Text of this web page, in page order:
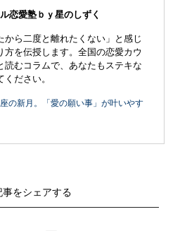
恋愛塾ｂｙ星のしずく
から二度と離れたくない」と感じ
方を伝授します。全国の恋愛カウ
読むコラムで、あなたもステキな
ださい。
の新月。「愛の願い事」が叶いやす
事をシェアする